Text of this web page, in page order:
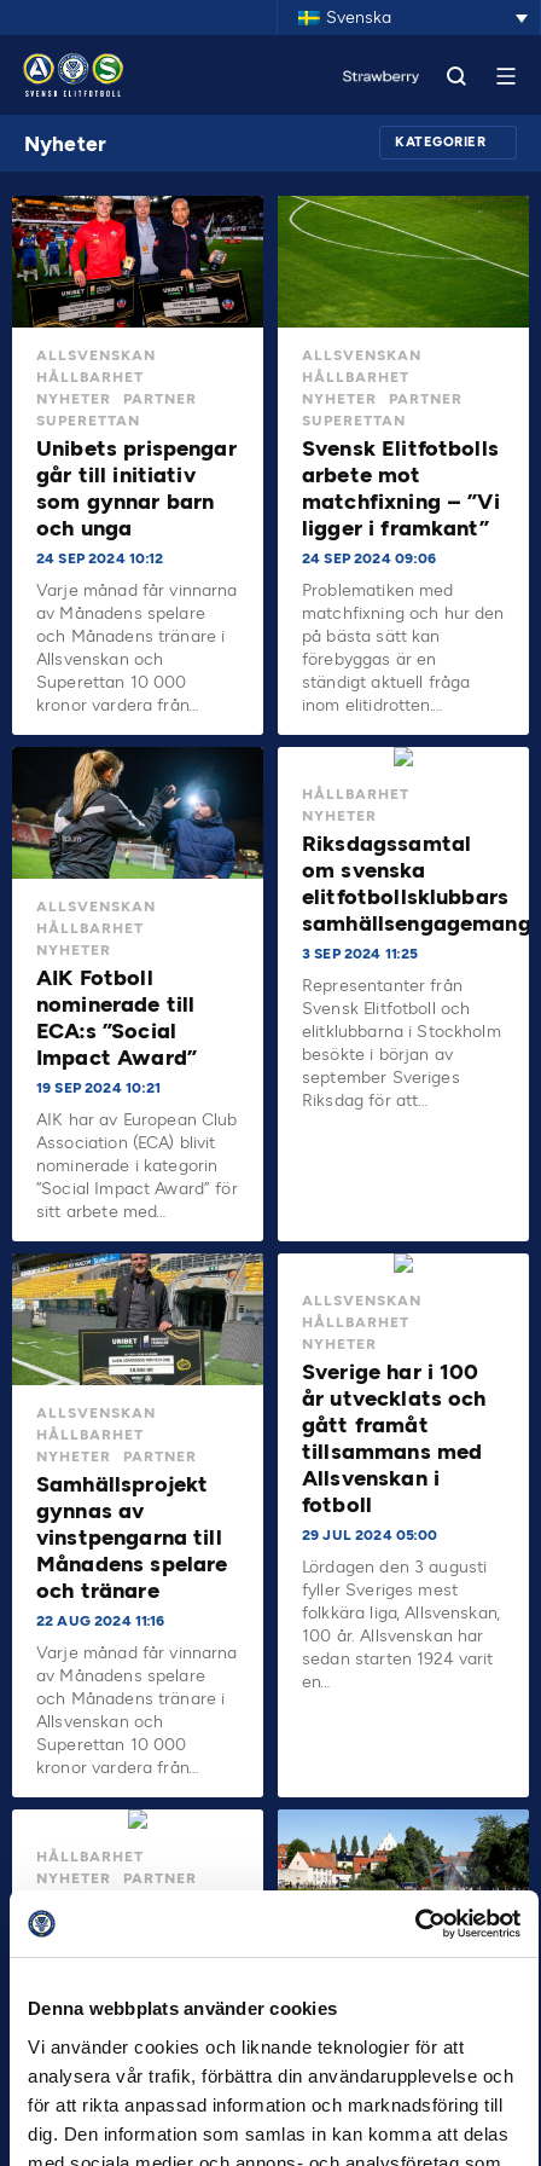
Denna webbplats använder cookies
Vi använder cookies och liknande teknologier för att
analysera vår trafik, förbättra din användarupplevelse och
för att rikta anpassad information och marknadsföring till
dig. Den information som samlas in kan komma att delas
Svenska
Nyheter KATEGORIER
ALLSVENSKAN
HÅLLBARHET
NYHETER
PARTNER
SUPERETTAN
Unibets prispengar
går till initiativ
som gynnar barn
och unga
24 SEP 2024 10:12
Varje månad får vinnarna
av Månadens spelare
och Månadens tränare i
Allsvenskan och
Superettan 10 000
kronor vardera från…
ALLSVENSKAN
HÅLLBARHET
NYHETER
PARTNER
SUPERETTAN
Svensk Elitfotbolls
arbete mot
matchfixning – ”Vi
ligger i framkant”
24 SEP 2024 09:06
Problematiken med
matchfixning och hur den
på bästa sätt kan
förebyggas är en
ständigt aktuell fråga
inom elitidrotten.…
ALLSVENSKAN
HÅLLBARHET
NYHETER
AIK Fotboll
nominerade till
ECA:s ”Social
Impact Award”
19 SEP 2024 10:21
AIK har av European Club
Association (ECA) blivit
nominerade i kategorin
”Social Impact Award” för
sitt arbete med…
HÅLLBARHET
NYHETER
Riksdagssamtal
om svenska
elitfotbollsklubbars
samhällsengagemang
3 SEP 2024 11:25
Representanter från
Svensk Elitfotboll och
elitklubbarna i Stockholm
besökte i början av
september Sveriges
Riksdag för att…
ALLSVENSKAN
HÅLLBARHET
NYHETER
PARTNER
Samhällsprojekt
gynnas av
vinstpengarna till
Månadens spelare
och tränare
22 AUG 2024 11:16
Varje månad får vinnarna
av Månadens spelare
och Månadens tränare i
Allsvenskan och
Superettan 10 000
kronor vardera från…
ALLSVENSKAN
HÅLLBARHET
NYHETER
Sverige har i 100
år utvecklats och
gått framåt
tillsammans med
Allsvenskan i
fotboll
29 JUL 2024 05:00
Lördagen den 3 augusti
fyller Sveriges mest
folkkära liga, Allsvenskan,
100 år. Allsvenskan har
sedan starten 1924 varit
en…
HÅLLBARHET
NYHETER
PARTNER
Svensk Elitfotboll
säljer
utbildningspaket
2 JUL 2024 08:57
Varje år genomgår
samtliga spelare och
ledare inom den svenska
elitfotbollen utbildningar i
spelansvar och anti-
NYHETER
Almedalsveckan:
”Idrotten är en
stark skyddsfaktor
för att minska